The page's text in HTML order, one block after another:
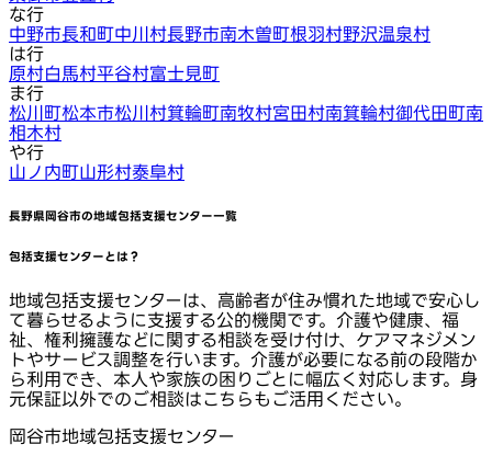
な行
中野市長和町中川村長野市南木曽町根羽村野沢温泉村
は行
原村白馬村平谷村富士見町
ま行
松川町松本市松川村箕輪町南牧村宮田村南箕輪村御代田町南
相木村
や行
山ノ内町山形村泰阜村
長野県岡谷市の地域包括支援センター一覧
包括支援センターとは？
地域包括支援センターは、高齢者が住み慣れた地域で安心し
て暮らせるように支援する公的機関です。介護や健康、福
祉、権利擁護などに関する相談を受け付け、ケアマネジメン
トやサービス調整を行います。介護が必要になる前の段階か
ら利用でき、本人や家族の困りごとに幅広く対応します。身
元保証以外でのご相談はこちらもご活用ください。
岡谷市地域包括支援センター